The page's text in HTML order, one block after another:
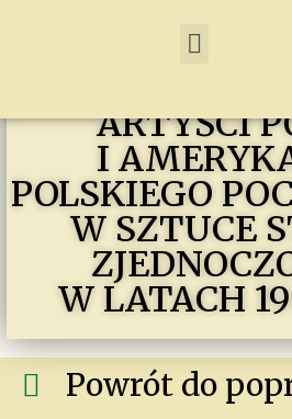
Z POLSKIM
ARTYŚCI
I
POLSKIEGO
W SZTUCE
W LATACH
Powrót do